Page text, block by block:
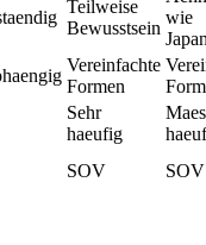
Teilweise
Bewusstsein
wie
Vereinfachte
Formen
Sehr
haeufig
SOV SOV